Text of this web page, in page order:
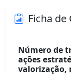
Ficha
Número de
ações
valorização,